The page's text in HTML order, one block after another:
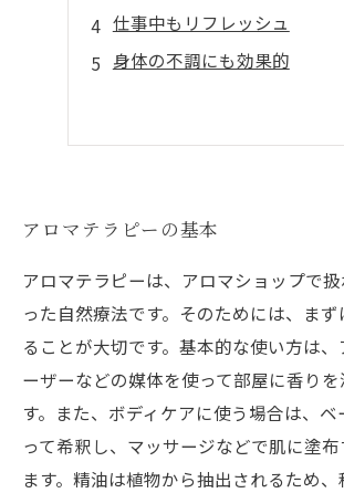
仕事中もリフレッシュ
身体の不調にも効果的
アロマテラピーの基本
アロマテラピーは、アロマショップで
った自然療法です。そのためには、ま
ることが大切です。基本的な使い方は、
ーザーなどの媒体を使って部屋に香り
す。また、ボディケアに使う場合は、
って希釈し、マッサージなどで肌に塗
ます。精油は植物から抽出されるため